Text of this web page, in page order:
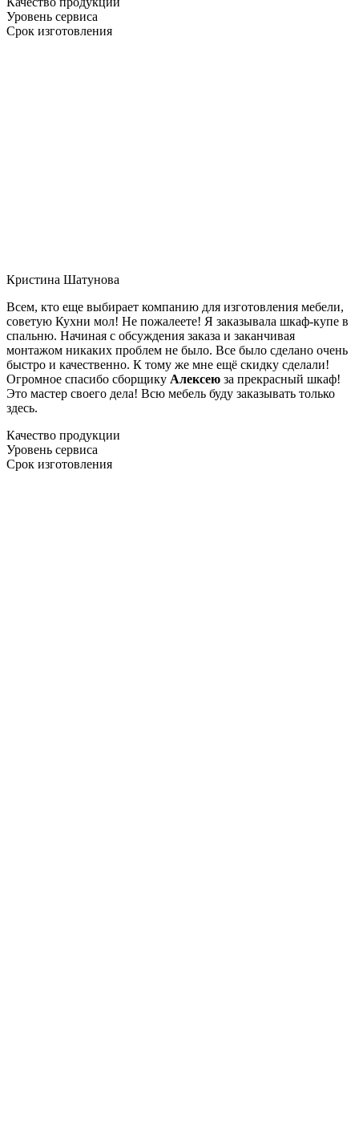
Уровень сервиса
Срок изготовления
Кристина Шатунова
Всем, кто еще выбирает компанию для изготовления мебели,
советую Кухни мол! Не пожалеете! Я заказывала шкаф-купе в
спальню. Начиная с обсуждения заказа и заканчивая
монтажом никаких проблем не было. Все было сделано очень
быстро и качественно. К тому же мне ещё скидку сделали!
Огромное спасибо сборщику Алексею за прекрасный шкаф!
Это мастер своего дела! Всю мебель буду заказывать только
здесь.
Качество продукции
Уровень сервиса
Срок изготовления